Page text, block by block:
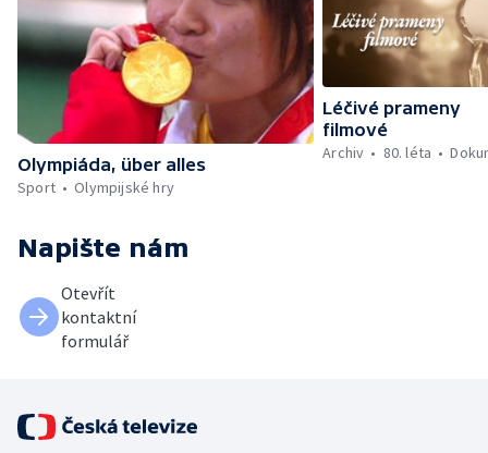
Olympiáda, über alles
Sport
Olympijské hry
Léčivé prameny
filmové
Archiv
80. léta
Napište nám
Otevřít
kontaktní
formulář